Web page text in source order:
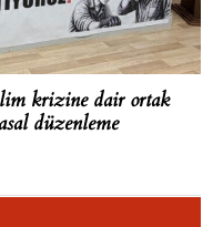
krizine dair ortak
düzenleme